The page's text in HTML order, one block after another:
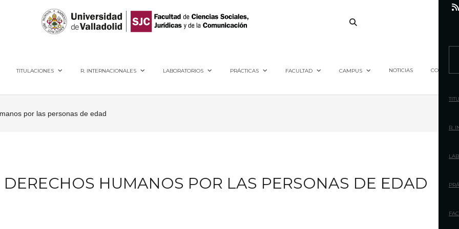
TITULACIONES R. INTERNACIONALES LABORATORIOS PRÁCTICAS FACULTAD CAMPUS NOTICIAS CONTACTO
por las personas de edad
HUMANOS POR LAS PERSONAS DE EDAD
r
h
o
:
R.